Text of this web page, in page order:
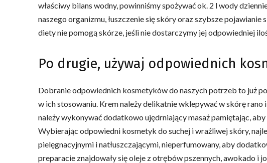
właściwy bilans wodny, powinniśmy spożywać ok. 2 l wody
naszego organizmu, łuszczenie się skóry oraz szybsze
diety nie pomogą skórze, jeśli nie dostarczymy jej odpowiedniej
Po drugie, używaj odpowiednich
Dobranie odpowiednich kosmetyków do naszych potrzeb to już
w ich stosowaniu. Krem należy delikatnie wklepywać w skórę
należy wykonywać dodatkowo ujędrniający masaż pamiętając,
Wybierając odpowiedni kosmetyk do suchej i wrażliwej skóry,
pielęgnacyjnymi i natłuszczającymi, nieperfumowany, aby
preparacie znajdowały się oleje z otrębów pszennych, awokado i